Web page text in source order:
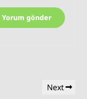
Next
Next